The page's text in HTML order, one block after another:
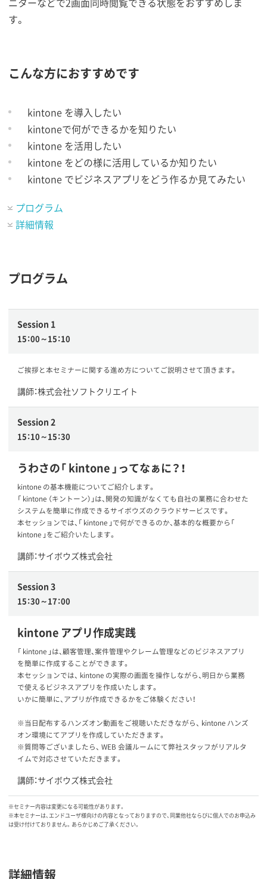
す。
こんな方におすすめです
kintone を導入したい
kintoneで何ができるかを知りたい
kintone を活用したい
kintone をどの様に活用しているか知りたい
kintone でビジネスアプリをどう作るか見てみたい
プログラム
詳細情報
プログラム
Session 1
15：00～15：10
ご挨拶と本セミナーに関する進め方についてご説明させて頂きます。
講師：株式会社ソフトクリエイト
Session 2
15：10～15：30
うわさの「 kintone 」ってなぁに？！
kintone の基本機能についてご紹介します。
「 kintone （キントーン）」は、開発の知識がなくても自社の業務に合わせた
システムを簡単に作成できるサイボウズのクラウドサービスです。
本セッションでは、「 kintone 」で何ができるのか、基本的な概要から「
kintone 」をご紹介いたします。
講師：サイボウズ株式会社
Session 3
15：30～17：00
kintone アプリ作成実践
「 kintone 」は、顧客管理、案件管理やクレーム管理などのビジネスアプリ
を簡単に作成することができます。
本セッションでは、 kintone の実際の画面を操作しながら、明日から業務
で使えるビジネスアプリを作成いたします。
いかに簡単に、アプリが作成できるかをご体験ください！
※当日配布するハンズオン動画をご視聴いただきながら、 kintone ハンズ
オン環境にてアプリを作成していただきます。
※質問等ございましたら、 WEB 会議ルームにて弊社スタッフがリアルタ
イムで対応させていただきます。
講師：サイボウズ株式会社
※セミナー内容は変更になる可能性があります。
※本セミナーは、エンドユーザ様向けの内容となっておりますので、同業他社ならびに個人でのお申込み
は受け付けておりません。あらかじめご了承ください。
詳細情報